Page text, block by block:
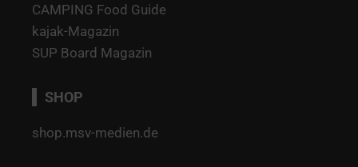
CAMPING Food Guide
kajak-Magazin
SUP Board Magazin
SHOP
shop.msv-medien.de